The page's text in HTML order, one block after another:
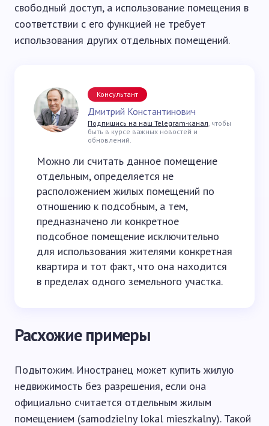
свободный доступ, а использование помещения в
соответствии с его функцией не требует
использования других отдельных помещений.
Консультант
Дмитрий Константинович
Подпишись на наш Telegram-канал, чтобы
быть в курсе важных новостей и
обновлений.
Можно ли считать данное помещение
отдельным, определяется не
расположением жилых помещений по
отношению к подсобным, а тем,
предназначено ли конкретное
подсобное помещение исключительно
для использования жителями конкретная
квартира и тот факт, что она находится
в пределах одного земельного участка.
Расхожие примеры
Подытожим. Иностранец может купить жилую
недвижимость без разрешения, если она
официально считается отдельным жилым
помещением (samodzielny lokal mieszkalny). Такой